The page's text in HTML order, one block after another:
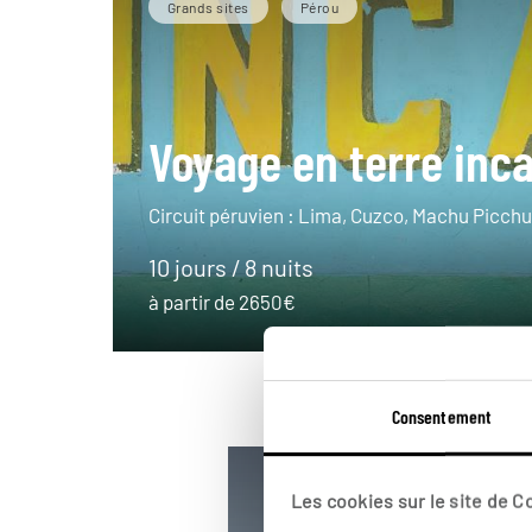
Consentement
Les cookies sur le site de
Grands sites Pérou
Voyage en terre
Circuit péruvien : Lima, Cuzco, Machu
10 jours / 8 nuits
à partir de 2650€
Bolivie